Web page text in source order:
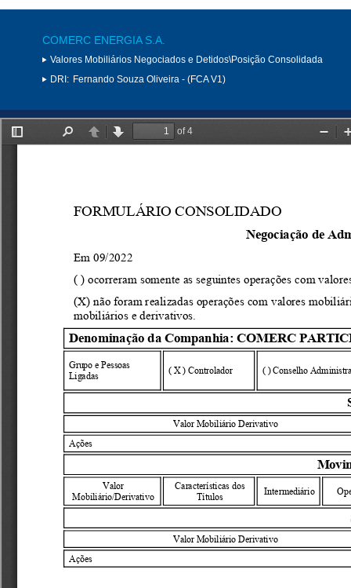
COMERC ENERGIA S.A.
Valores Mobiliários Negociados e Detidos\Posição Consolidada
DRI: Fernando Souza Oliveira - (FCA V1)